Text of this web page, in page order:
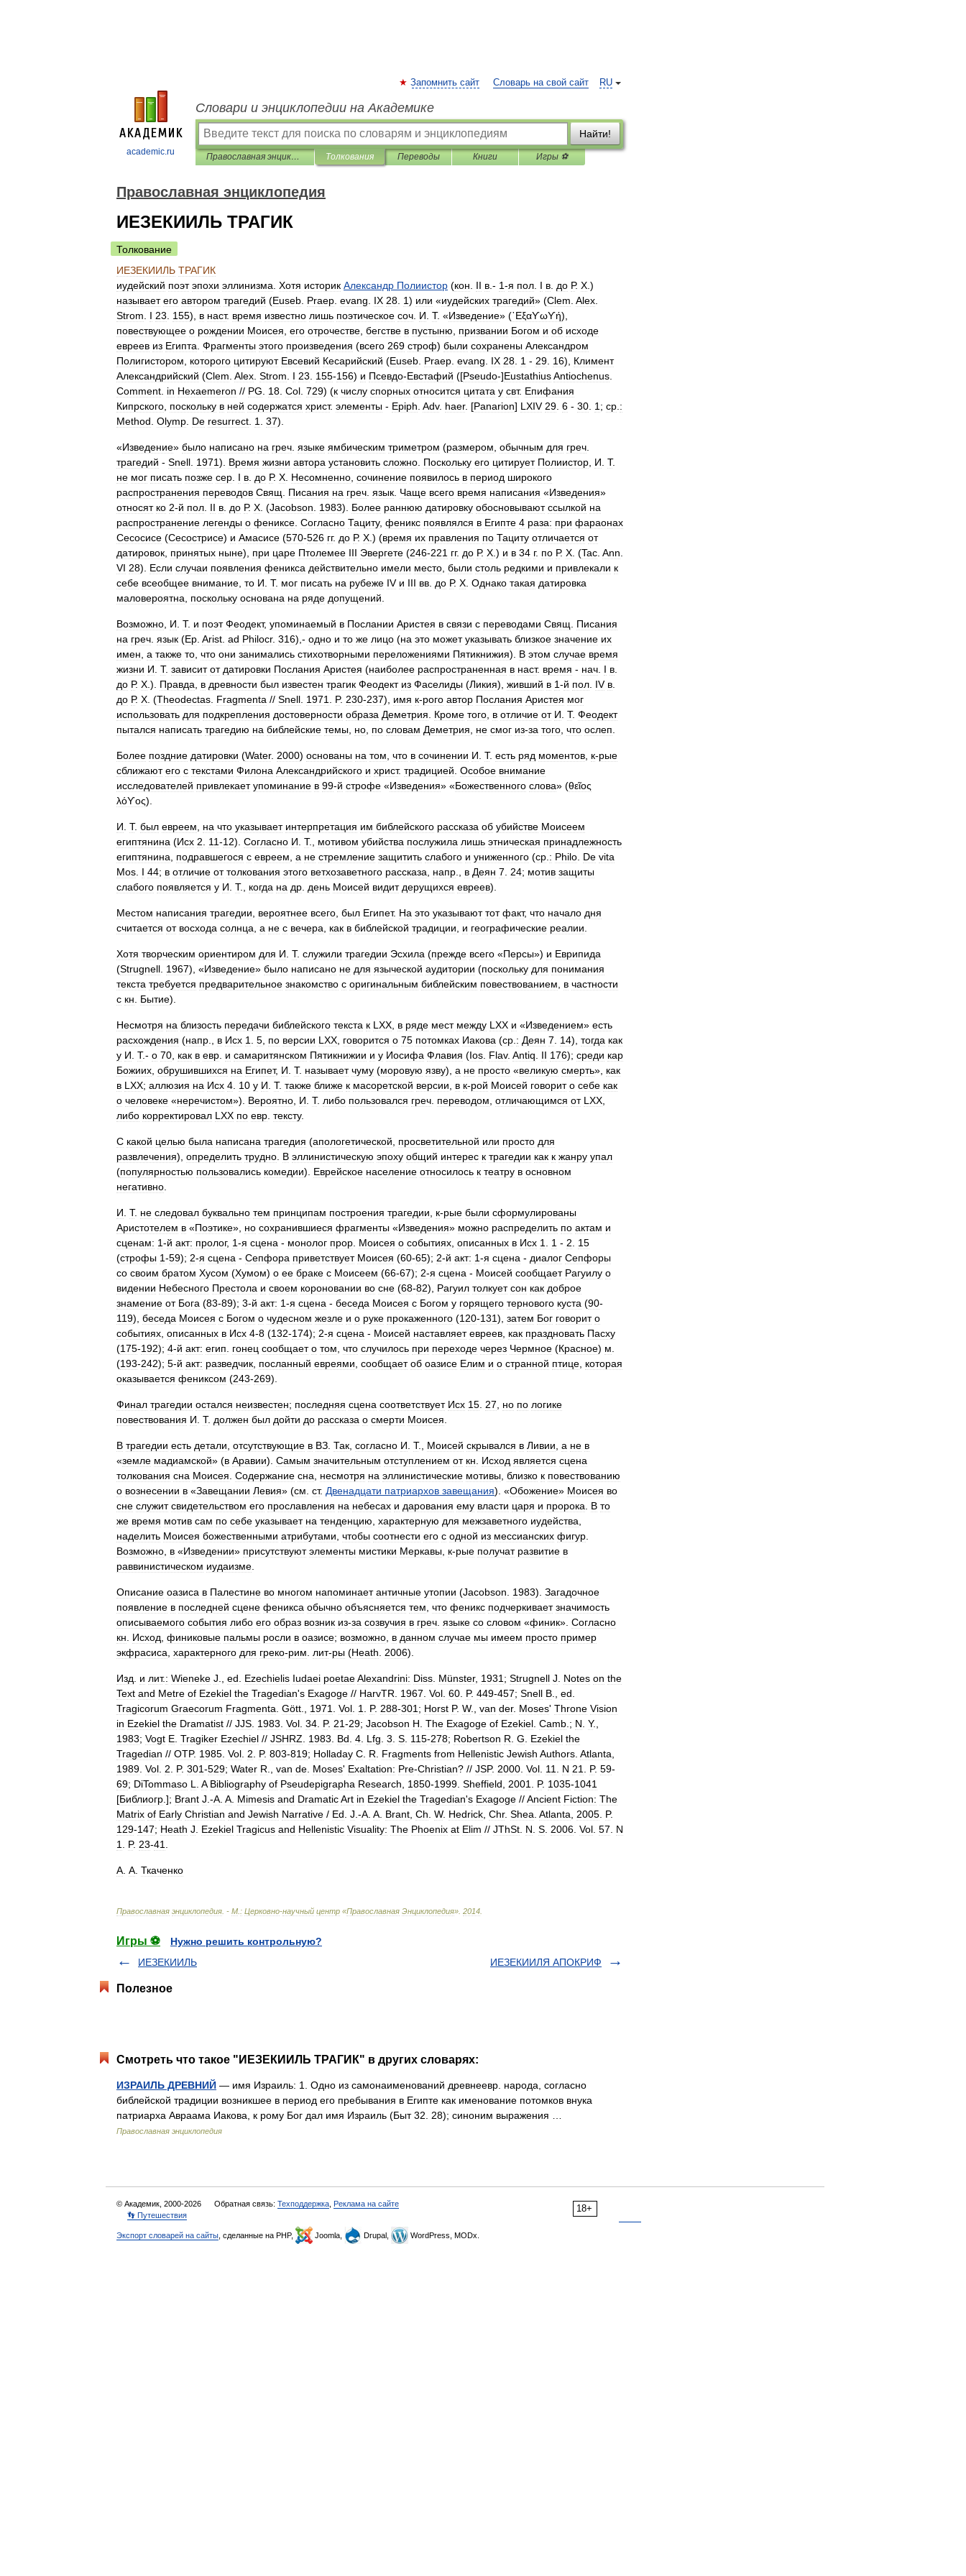
academic.ru
RU
Запомнить сайт Словарь на свой сайт
Словари и энциклопедии на Академике
Найти!
Православная энциклопедия Толкования Переводы Книги Игры ⚽
Православная энциклопедия
ИЕЗЕКИИЛЬ ТРАГИК
Толкование
ИЕЗЕКИИЛЬ ТРАГИК
иудейский поэт эпохи эллинизма Хотя историк Александр Полиистор (кон II в .- 1-я пол I в до Р. Х .)
называет его автором трагедий (Euseb Praep evang IX 28 1) или «иудейских трагедий» (Clem Alex
Strom
I 23 155), в наст. время известно лишь поэтическое соч И Т. «Изведение» (᾿Εξαϒωϒή),
повествующее о рождении Моисея его отрочестве бегстве в пустыню призвании Богом и об исходе
евреев из Египта Фрагменты этого произведения (всего 269 строф) были cохранены Александром
Полигистором
которого цитируют Евсевий Кесарийский (Euseb Praep evang IX 28 1 - 29 16), Климент
Александрийский (Clem Alex Strom I 23 155-156) и Псевдо-Евстафий ([Pseudo-]EustathiusAntiochenus
Comment in Hexaemeron // PG 18 Col 729) (к числу спорных относится цитата у свт. Епифания
Кипрского поскольку в ней содержатся христ. элементы - Epiph Adv. haer. [Panarion] LXIV 29 6 - 30 1 ; ср :
Method Olymp De resurrect 1 37).
«Изведение» было написано на греч языке ямбическим триметром (размером обычным для греч
трагедий - Snell 1971). Время жизни автора установить сложно Поскольку его цитирует Полиистор И Т.
не мог писать позже сер I в до Р. Х Несомненно сочинение появилось в период широкого
распространения переводов Свящ Писания на греч язык Чаще всего время написания «Изведения»
относят ко 2-й пол II в до Р. Х . (Jacobson 1983). Более раннюю датировку обосновывают ссылкой на
распространение легенды о фениксе Согласно Тациту, феникс появлялся в Египте 4 раза: при фараонах
Сесосисе (Сесострисе) и Амасисе (570-526 гг. до Р. Х .) (время их правления по Тациту отличается от
датировок принятых ныне), при царе Птолемее III Эвергете (246-221 гг. до Р. Х .) и в 34 г. по Р. Х . (Tac Ann
VI 28). Если случаи появления феникса действительно имели место были столь редкими и привлекали к
себе всеобщее внимание то И Т. мог писать на рубеже IV и III вв до Р. Х Однако такая датировка
маловероятна
поскольку основана на ряде допущений
Возможно И Т. и поэт Феодект, упоминаемый в Послании Аристея в связи с переводами Свящ
Писания
на греч язык (Ep Arist ad Philocr. 316),- одно и то же лицо (на это может указывать близкое значение их
имен а также то что они занимались стихотворными переложениями Пятикнижия). В этом случае время
жизни И Т. зависит от датировки Послания Аристея (наиболее распространенная в наст. время - нач I в
до Р. Х .). Правда в древности был известен трагик Феодект из Фаселиды (Ликия), живший в 1-й пол IV в
до Р. Х . (Theodectas Fragmenta // Snell 1971 P. 230-237), имя к-рого автор Послания Аристея мог
использовать для подкрепления достоверности образа Деметрия Кроме того в отличие от И Т. Феодект
пытался написать трагедию на библейские темы но по словам Деметрия не смог из-за того что ослеп
Более поздние датировки (Water. 2000) основаны на том что в сочинении И Т. есть ряд моментов к-рые
сближают его с текстами Филона Александрийского и христ. традицией Особое внимание
исследователей привлекает упоминание в 99-й строфе «Изведения» «Божественного слова» (θεῖος
λόϒος).
И Т. был евреем на что указывает интерпретация им библейского рассказа об убийстве Моисеем
египтянина (Исх 2 11-12). Согласно И Т., мотивом убийства послужила лишь этническая принадлежность
египтянина
подравшегося с евреем а не стремление защитить слабого и униженного (ср : Philo De vita
Mos I 44; в отличие от толкования этого ветхозаветного рассказа напр в Деян 7 24; мотив защиты
слабого появляется у И Т., когда на др день Моисей видит дерущихся евреев).
Местом написания трагедии вероятнее всего был Египет. На это указывают тот факт, что начало дня
считается от восхода солнца а не с вечера как в библейской традиции и географические реалии
Хотя творческим ориентиром для И Т. служили трагедии Эсхила (прежде всего «Персы») и Еврипида
(Strugnell 1967), «Изведение» было написано не для языческой аудитории (поскольку для понимания
текста требуется предварительное знакомство с оригинальным библейским повествованием в частности
с кн Бытие).
Несмотря на близость передачи библейского текста к LXX в ряде мест между LXX и «Изведением» есть
расхождения (напр в Исх 1 5 по версии LXX говорится о 75 потомках Иакова (ср : Деян 7 14), тогда как
у И Т.- о 70 как в евр и самаритянском Пятикнижии и у Иосифа Флавия (Ios Flav. Antiq II 176); среди кар
Божиих обрушившихся на Египет, И Т. называет чуму (моровую язву), а не просто «великую смерть», как
в LXX; аллюзия на Исх 4 10 у И Т. также ближе к масоретской версии в к-рой Моисей говорит о себе как
о человеке «неречистом»). Вероятно И Т. либо пользовался греч переводом отличающимся от LXX
либо корректировал LXX по евр тексту.
С какой целью была написана трагедия (апологетической просветительной или просто для
развлечения), определить трудно В эллинистическую эпоху общий интерес к трагедии как к жанру упал
(популярностью пользовались комедии). Еврейское население относилось к театру в основном
негативно
И Т. не следовал буквально тем принципам построения трагедии к-рые были сформулированы
Аристотелем в «Поэтике», но сохранившиеся фрагменты «Изведения» можно распределить по актам и
сценам: 1-й акт: пролог, 1-я сцена - монолог прор Моисея о событиях описанных в Исх 1 1 - 2
15
(строфы 1-59); 2-я сцена - Сепфора приветствует Моисея (60-65); 2-й акт: 1-я сцена - диалог Сепфоры
со своим братом Хусом (Хумом) о ее браке с Моисеем (66-67); 2-я сцена - Моисей сообщает Рагуилу о
видении Небесного Престола и своем короновании во сне (68-82), Рагуил толкует сон как доброе
знамение от Бога (83-89); 3-й акт: 1-я сцена - беседа Моисея с Богом у горящего тернового куста (90-
119), беседа Моисея с Богом о чудесном жезле и о руке прокаженного (120-131), затем Бог говорит о
событиях описанных в Исх 4-8 (132-174); 2-я сцена - Моисей наставляет евреев как праздновать Пасху
(175-192); 4-й акт: егип гонец сообщает о том что случилось при переходе через Чермное (Красное) м
(193-242); 5-й акт: разведчик посланный евреями сообщает об оазисе Елим и о странной птице которая
оказывается фениксом (243-269).
Финал трагедии остался неизвестен; последняя сцена соответствует Исх 15 27 но по логике
повествования И Т. должен был дойти до рассказа о смерти Моисея
В трагедии есть детали отсутствующие в ВЗ Так согласно И Т., Моисей скрывался в Ливии а не в
«земле мадиамской» (в Аравии). Самым значительным отступлением от кн Исход является сцена
толкования сна Моисея Содержание сна несмотря на эллинистические мотивы близко к повествованию
о вознесении в «Завещании Левия» (см ст. Двенадцати патриархов завещания). «Обожение» Моисея во
сне служит свидетельством его прославления на небесах и дарования ему власти царя и пророка В то
же время мотив сам по себе указывает на тенденцию характерную для межзаветного иудейства
наделить Моисея божественными атрибутами чтобы соотнести его с одной из мессианских фигур
Возможно в «Изведении» присутствуют элементы мистики Меркавы к-рые получат развитие в
раввинистическом иудаизме
Описание оазиса в Палестине во многом напоминает античные утопии (Jacobson 1983). Загадочное
появление в последней сцене феникса обычно объясняется тем что феникс подчеркивает значимость
описываемого события либо его образ возник из-за созвучия в греч языке со словом «финик». Согласно
кн
Исход финиковые пальмы росли в оазисе; возможно в данном случае мы имеем просто пример
экфрасиса характерного для греко-рим лит-ры (Heath 2006).
Изд и лит.: Wieneke J ed Ezechielis Iudaei poetaeAlexandrini: Diss Münster, 1931 ; Strugnell J Notes on the
Text and Metre of Ezekiel the Tragedian's Exagoge // HarvTR 1967 Vol 60 P. 449-457; Snell B ed
Tragicorum Graecorum Fragmenta Gött 1971 Vol 1 P. 288-301 ; Horst P. W., van der. Moses' Throne Vision
in Ezekiel the Dramatist // JJS 1983 Vol 34 P. 21-29; Jacobson H The Exagoge of Ezekiel Camb .; N Y.,
1983; Vogt E Tragiker Ezechiel // JSHRZ 1983 Bd 4 Lfg 3 S 115-278; Robertson R G Ezekiel the
Tragedian // OTP. 1985 Vol 2 P. 803-819; Holladay C R Fragments from Hellenistic Jewish Authors Atlanta
1989 Vol 2 P. 301-529; Water R van de Moses' Exaltation: Pre-Christian? // JSP. 2000 Vol 11 N 21 P. 59-
69; DiTommaso L A Bibliography of Pseudepigrapha Research 1850-1999 Sheffield 2001 P. 1035-1041
[Библиогр .]; Brant J .-A A Mimesis and DramaticArt in Ezekiel the Tragedian's Exagoge //Ancient Fiction: The
Matrix of Early Christian and Jewish Narrative / Ed J .-A A Brant Ch W. Hedrick Chr. Shea Atlanta 2005 P.
129-147; Heath J Ezekiel Tragicus and Hellenistic Visuality: The Phoenix at Elim // JThSt N S 2006 Vol 57
N
1
P. 23-41
А А Ткаченко
Православная энциклопедия . - М : Церковно-научный центр «Православная Энциклопедия» 2014
Игры ⚽
Нужно решить контрольную?
ИЕЗЕКИИЛЬ
ИЕЗЕКИИЛЯ АПОКРИФ
Полезное
Смотреть что такое "ИЕЗЕКИИЛЬ ТРАГИК" в других словарях:
ИЗРАИЛЬ ДРЕВНИЙ — имя Израиль: 1. Одно из самонаименований древнеевр. народа, согласно
библейской традиции возникшее в период его пребывания в Египте как именование потомков внука
патриарха Авраама Иакова, к рому Бог дал имя Израиль (Быт 32. 28); синоним выражения …
Православная энциклопедия
18+
© Академик, 2000-2026 Обратная связь: Техподдержка Реклама на сайте
👣 Путешествия
Экспорт словарей на сайты , сделанные на PHP, Joomla, Drupal, WordPress, MODx.